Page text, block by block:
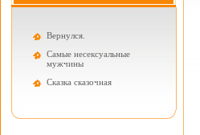
Вернулся.
Самые несексуальные
мужчины
Cказка сказочная